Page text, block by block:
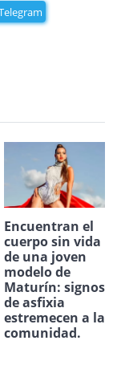
Encuentran el
cuerpo sin vida
de una joven
modelo de
Maturín: signos
de asfixia
estremecen a la
comunidad.